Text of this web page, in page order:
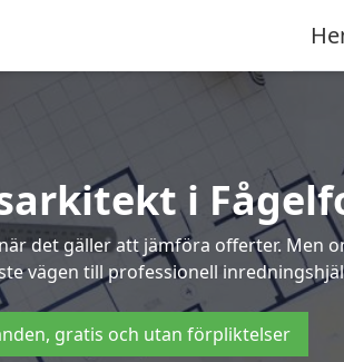
i
det gäller att jämföra offerter. Men
vägen till professionell
gratis och utan förpliktelser